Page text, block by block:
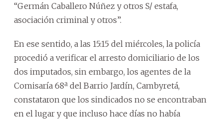
“Germán Caballero Núñez y otros S/ estafa,
asociación criminal y otros”.
En ese sentido, a las 15:15 del miércoles, la policía
procedió a verificar el arresto domiciliario de los
dos imputados, sin embargo, los agentes de la
Comisaría 68ª del Barrio Jardín, Cambyretá,
constataron que los sindicados no se encontraban
en el lugar y que incluso hace días no había